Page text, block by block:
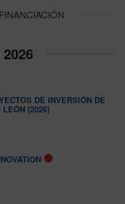
DE INVERSIÓN DE
(2026)